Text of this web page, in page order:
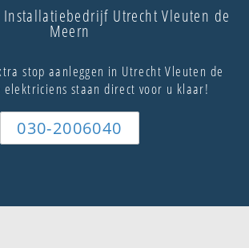
Utrecht Vleuten de
Meern
stop aanleggen in Utrecht Vleuten de
elektriciens staan direct voor u klaar!
030-2006040